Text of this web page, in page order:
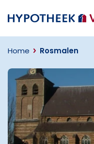
Terug naar home
Home Rosmalen